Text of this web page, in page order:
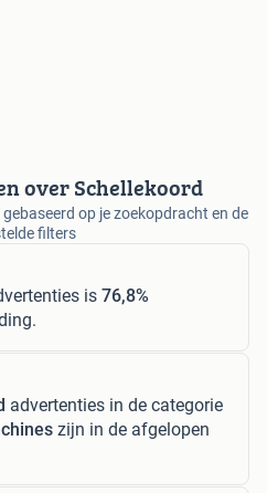
over Schellekoord
op je zoekopdracht en de
filters
is 76,8%
advertenties in de categorie
zijn in de afgelopen